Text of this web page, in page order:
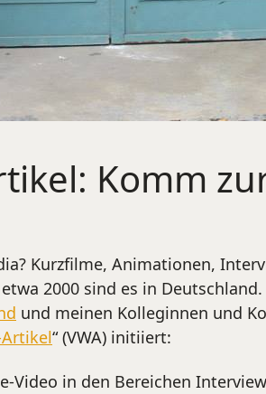
Komm
Kurzfilme, Animationen,
2000 sind es in
und meinen Kolleginnen und
“ (VWA) initiiert:
Video in den Bereichen